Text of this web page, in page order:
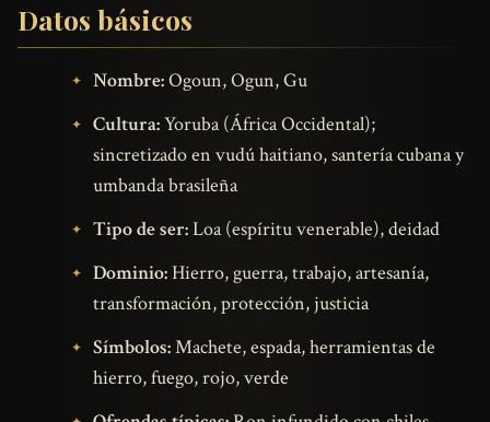
Datos básicos
Nombre:Ogoun, Ogun, Gu
Cultura:Yoruba (África Occidental);
sincretizado en vudú haitiano, santería cubana y
umbanda brasileña
Tipo de ser:Loa (espíritu venerable), deidad
Dominio:Hierro, guerra, trabajo, artesanía,
transformación, protección, justicia
Símbolos:Machete, espada, herramientas de
hierro, fuego, rojo, verde